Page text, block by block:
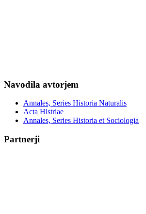
Navodila avtorjem
Annales, Series Historia Naturalis
Acta Histriae
Annales, Series Historia et Sociologia
Partnerji